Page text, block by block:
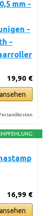
mm -
-
-
19,90 €
16,99 €